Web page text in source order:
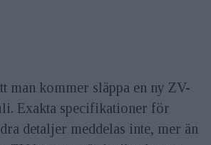
man kommer släppa en ny ZV-
Exakta specifikationer för
detaljer meddelas inte, mer än